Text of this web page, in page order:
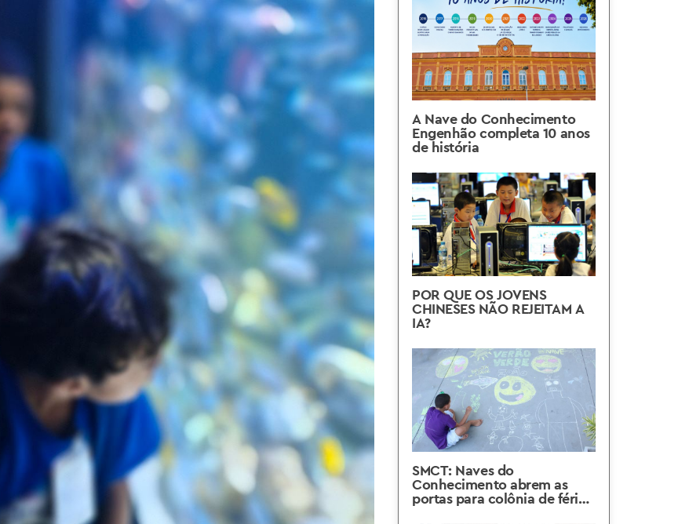
A Nave do Conhecimento
Engenhão completa 10 anos
de história
POR QUE OS JOVENS
CHINESES NÃO REJEITAM A
IA?
SMCT: Naves do
Conhecimento abrem as
portas para colônia de férias